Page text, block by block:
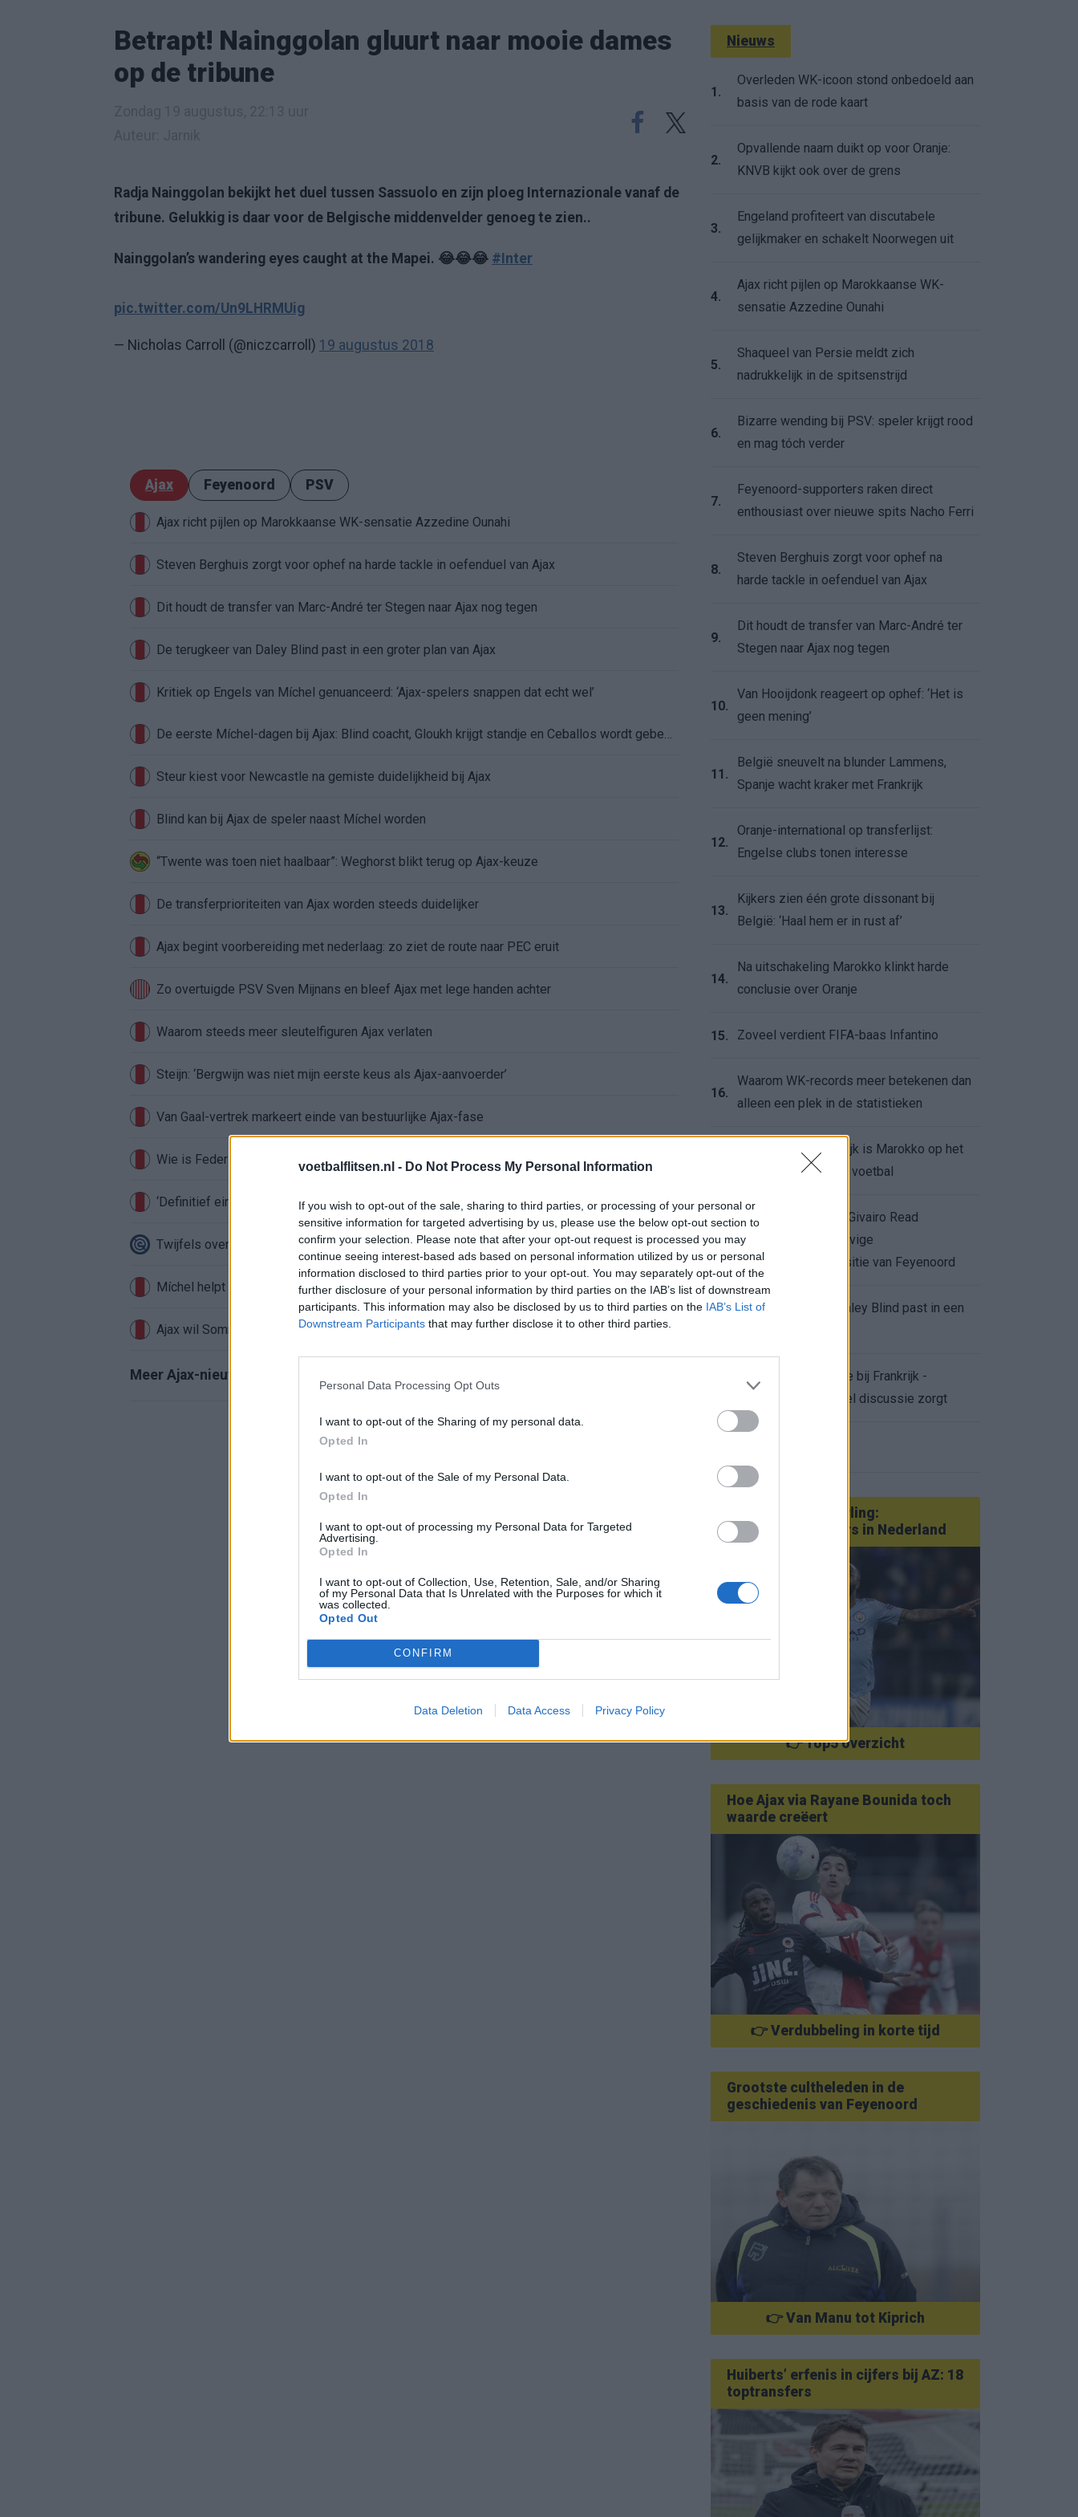
voetbalflitsen.nl - Do Not Process My Personal Information
If you wish to opt-out of the sale, sharing to third parties, or processing of your personal or
sensitive information for targeted advertising by us, please use the below opt-out section to
confirm your selection. Please note that after your opt-out request is processed you may
continue seeing interest-based ads based on personal information utilized by us or personal
information disclosed to third parties prior to your opt-out. You may separately opt-out of the
further disclosure of your personal information by third parties on the IAB’s list of downstream
participants. This information may also be disclosed by us to third parties on the IAB’s List of
Downstream Participants that may further disclose it to other third parties.
Personal Data Processing Opt Outs
I want to opt-out of the Sharing of my personal data.
Opted In
I want to opt-out of the Sale of my Personal Data.
Opted In
I want to opt-out of processing my Personal Data for Targeted
Advertising.
Opted In
I want to opt-out of Collection, Use, Retention, Sale, and/or Sharing
of my Personal Data that Is Unrelated with the Purposes for which it
was collected.
Opted Out
CONFIRM
Data Deletion Data Access Privacy Policy
Betrapt! Nainggolan gluurt naar mooie dames
op de tribune
Radja Nainggolan bekijkt het duel tussen Sassuolo en zijn ploeg Internazionale vanaf de
tribune. Gelukkig is daar voor de Belgische middenvelder genoeg te zien..
Nainggolan’s wandering eyes caught at the Mapei. 😂😂😂 #Inter
pic.twitter.com/Un9LHRMUig
— Nicholas Carroll (@niczcarroll) 19 augustus 2018
Ajax Feyenoord PSV
Ajax richt pijlen op Marokkaanse WK-sensatie Azzedine Ounahi
Steven Berghuis zorgt voor ophef na harde tackle in oefenduel van Ajax
Dit houdt de transfer van Marc-André ter Stegen naar Ajax nog tegen
De terugkeer van Daley Blind past in een groter plan van Ajax
Kritiek op Engels van Míchel genuanceerd: ‘Ajax-spelers snappen dat echt wel’
Steur kiest voor Newcastle na gemiste duidelijkheid bij Ajax
Blind kan bij Ajax de speler naast Míchel worden
“Twente was toen niet haalbaar”: Weghorst blikt terug op Ajax-keuze
De transferprioriteiten van Ajax worden steeds duidelijker
Ajax begint voorbereiding met nederlaag: zo ziet de route naar PEC eruit
Zo overtuigde PSV Sven Mijnans en bleef Ajax met lege handen achter
Waarom steeds meer sleutelfiguren Ajax verlaten
Steijn: ‘Bergwijn was niet mijn eerste keus als Ajax-aanvoerder’
Van Gaal-vertrek markeert einde van bestuurlijke Ajax-fase
Wie is Federico Viñas, de Uruguayaanse WK-spits op het lijstje van Ajax?
‘Definitief einde verhaal voor Beuker bij Ajax’
Twijfels over Weghorst? Ten Hag komt met duidelijk antwoord
Míchel helpt Ajax aan topkeeper: ‘Akkoord over Ter Stegen’
Ajax wil Sommer, maar Club Brugge mengt zich
Meer Ajax-nieuws
Nieuws
1.
Overleden WK-icoon stond onbedoeld aan
basis van de rode kaart
2.
Opvallende naam duikt op voor Oranje:
KNVB kijkt ook over de grens
3.
Engeland profiteert van discutabele
gelijkmaker en schakelt Noorwegen uit
4.
Ajax richt pijlen op Marokkaanse WK-
sensatie Azzedine Ounahi
5.
Shaqueel van Persie meldt zich
nadrukkelijk in de spitsenstrijd
6.
Bizarre wending bij PSV: speler krijgt rood
en mag tóch verder
7.
Feyenoord-supporters raken direct
enthousiast over nieuwe spits Nacho Ferri
8.
Steven Berghuis zorgt voor ophef na
harde tackle in oefenduel van Ajax
9.
Dit houdt de transfer van Marc-André ter
Stegen naar Ajax nog tegen
10.
Van Hooijdonk reageert op ophef: ‘Het is
geen mening’
11.
België sneuvelt na blunder Lammens,
Spanje wacht kraker met Frankrijk
12.
Oranje-international op transferlijst:
Engelse clubs tonen interesse
13.
Kijkers zien één grote dissonant bij
België: ‘Haal hem er in rust af’
14.
Na uitschakeling Marokko klinkt harde
conclusie over Oranje
15. Zoveel verdient FIFA-baas Infantino
16.
Waarom WK-records meer betekenen dan
alleen een plek in de statistieken
Voor de Schilderswijk is Marokko op het
WK meer dan alleen voetbal
18.
Afgewezen bod op Givairo Read
onderstreept de stevige
onderhandelingspositie van Feyenoord
De terugkeer van Daley Blind past in een
Waarom de arbitrage bij Frankrijk -
Marokko voor zoveel discussie zorgt
Van Götze tot Sterling:
statementtransfers in Nederland
👉 Top5 overzicht
Hoe Ajax via Rayane Bounida toch
waarde creëert
👉 Verdubbeling in korte tijd
Grootste cultheleden in de
geschiedenis van Feyenoord
👉 Van Manu tot Kiprich
Huiberts’ erfenis in cijfers bij AZ: 18
toptransfers